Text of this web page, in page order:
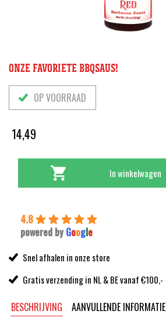
ONZE FAVORIETE BBQSAUS!
OP VOORRAAD
14,49
In winkelwagen
4.8
powered by Google
Snel afhalen in onze store
Gratis verzending in NL & BE vanaf €100,-
BESCHRIJVING AANVULLENDE INFORMATIE